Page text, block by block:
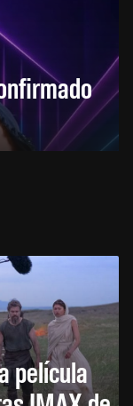
película